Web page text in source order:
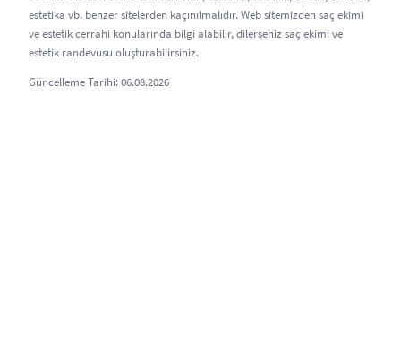
estetika vb. benzer sitelerden kaçınılmalıdır. Web sitemizden saç ekimi
ve estetik cerrahi konularında bilgi alabilir, dilerseniz saç ekimi ve
estetik randevusu oluşturabilirsiniz.
Güncelleme Tarihi: 06.08.2026